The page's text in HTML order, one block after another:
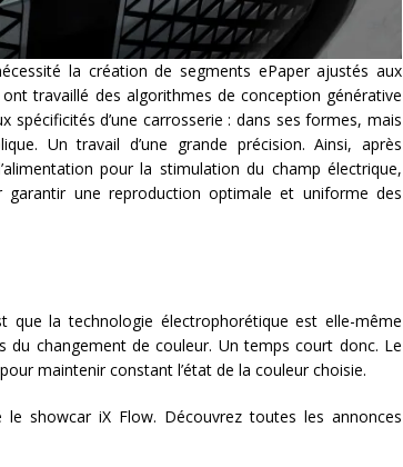
la création de segments ePaper ajustés aux
travaillé des algorithmes de conception générative
spécificités d’une carrosserie : dans ses formes, mais
Un travail d’une grande précision. Ainsi, après
pour la stimulation du champ électrique,
une reproduction optimale et uniforme des
que la technologie électrophorétique est elle-même
changement de couleur. Un temps court donc. Le
maintenir constant l’état de la couleur choisie.
le showcar iX Flow. Découvrez toutes les annonces